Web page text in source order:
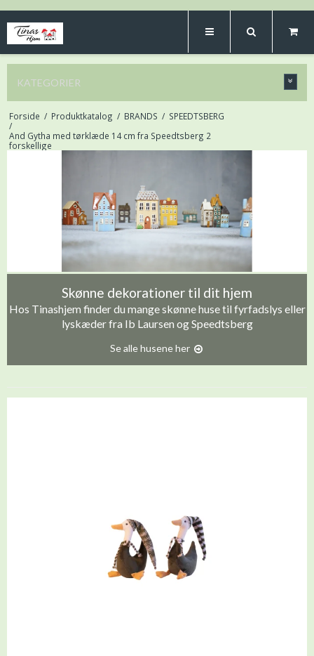
KATEGORIER
Forside / Produktkatalog / BRANDS / SPEEDTSBERG
/
And Gytha med tørklæde 14 cm fra Speedtsberg 2
forskellige
Skønne dekorationer til dit hjem
Hos Tinashjem finder du mange skønne huse til fyrfadslys eller
lyskæder fra Ib Laursen og Speedtsberg
Se alle husene her